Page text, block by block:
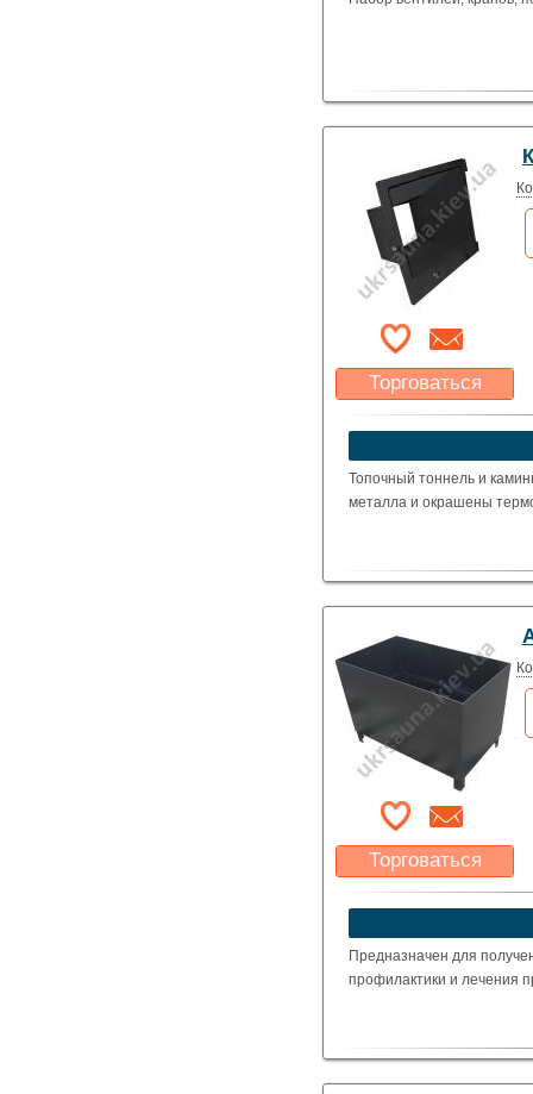
Торговаться
Какая цена Вас
устроит?
Указать цену
Топочный тоннель и
металла и окрашены
Торговаться
Какая цена Вас
устроит?
Предназначен для
профилактики и лечения